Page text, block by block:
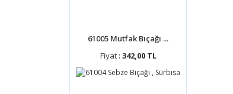
61005 Mutfak Bıçağı ...
Fiyat : 342,00 TL